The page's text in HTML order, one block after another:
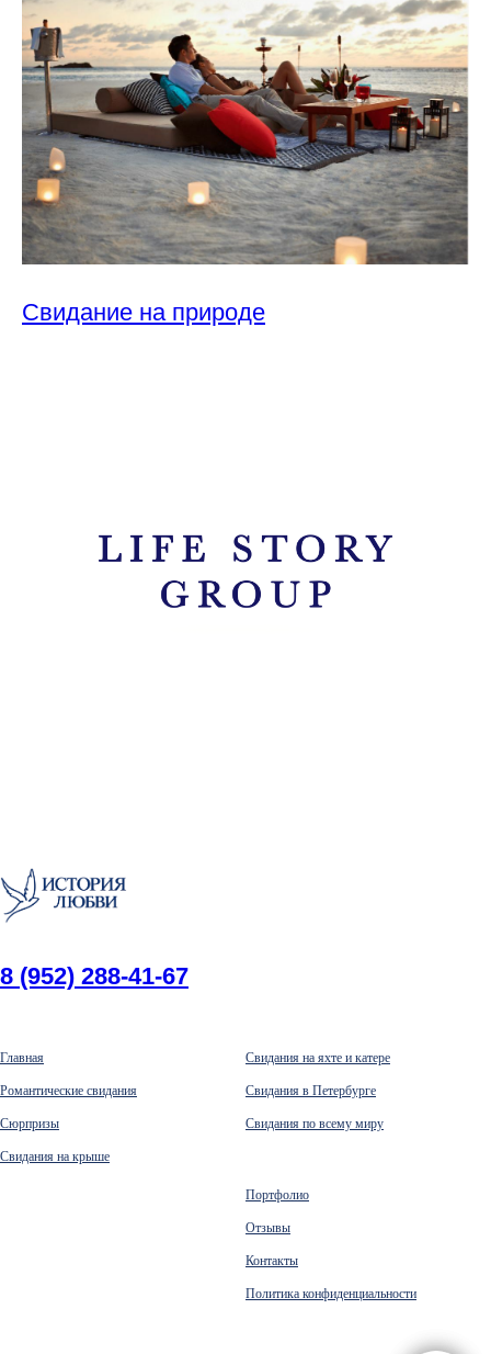
Свидание на природе
8 (952) 288-41-67
Главная
Романтические свидания
Сюрпризы
Свидания на крыше
Свидания на яхте и катере
Свидания в Петербурге
Свидания по всему миру
Портфолио
Отзывы
Контакты
Политика конфиденциальности